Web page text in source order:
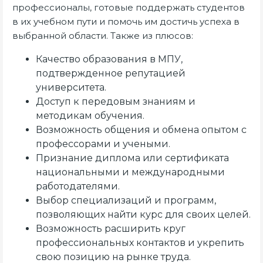
профессионалы, готовые поддержать студентов
в их учебном пути и помочь им достичь успеха в
выбранной области. Также из плюсов:
Качество образования в МПУ,
подтвержденное репутацией
университета.
Доступ к передовым знаниям и
методикам обучения.
Возможность общения и обмена опытом с
профессорами и учеными.
Признание диплома или сертификата
национальными и международными
работодателями.
Выбор специализаций и программ,
позволяющих найти курс для своих целей.
Возможность расширить круг
профессиональных контактов и укрепить
свою позицию на рынке труда.